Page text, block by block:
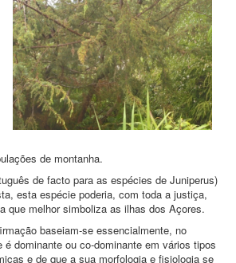
de montanha.
de facto para as espécies de Juniperus)
esta espécie poderia, com toda a justiça,
que melhor simboliza as ilhas dos Açores.
baseiam‑se essencialmente, no
é dominante ou co‑dominante em vários tipos
e de que a sua morfologia e fisiologia se